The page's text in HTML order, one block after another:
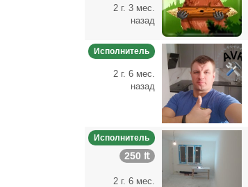
2 г. 3 мес.
назад
Исполнитель
2 г. 6 мес.
назад
Исполнитель
250 ₶
2 г. 6 мес.